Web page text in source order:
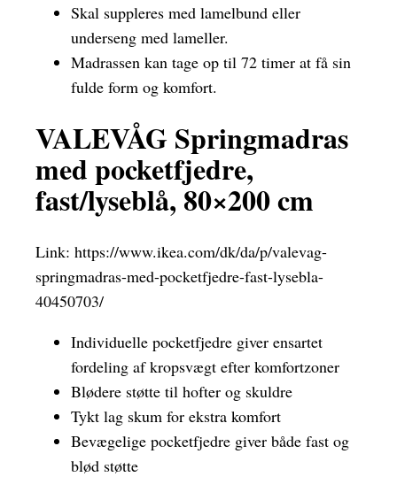
Skal suppleres med lamelbund eller
underseng med lameller.
Madrassen kan tage op til 72 timer at få sin
fulde form og komfort.
VALEVÅG Springmadras
med pocketfjedre,
fast/lyseblå, 80×200 cm
Link: https://www.ikea.com/dk/da/p/valevag-
springmadras-med-pocketfjedre-fast-lysebla-
40450703/
Individuelle pocketfjedre giver ensartet
fordeling af kropsvægt efter komfortzoner
Blødere støtte til hofter og skuldre
Tykt lag skum for ekstra komfort
Bevægelige pocketfjedre giver både fast og
blød støtte